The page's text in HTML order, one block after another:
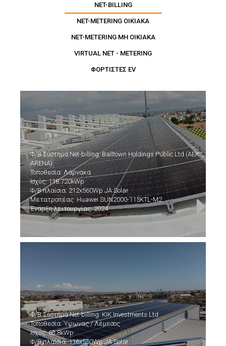
NET-BILLING
NET-METERING ΟΙΚΙΑΚΑ
NET-METERING ΜΗ ΟΙΚΙΑΚΑ
VIRTUAL NET - METERING
ΦΟΡΤΙΣΤΕΣ EV
Φ/Β Σύστημα Net-billing: Balltown Holdings Public Ltd (AEK
ARENA)
Τοποθεσία: Λάρνακα
Ισχύς: 118.720kWp
Φ/Β πλαίσια: 212x560Wp JA Solar
Μετατροπέας: Huawei SUN2000-115KTL-M2
Έναρξη λειτουργίας: 2024
Φ/Β Σύστημα Net-billing: KIK Investments Ltd
Τοποθεσία: Ύψωνας / Λέμεσος
Ισχύς: 63.8kWp
Φ/Β πλαίσια: 116x550Wp JA Solar.